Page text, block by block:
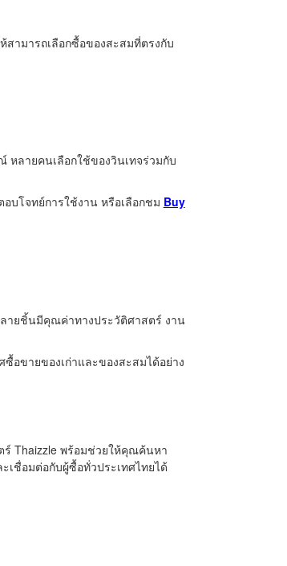
ามารถเลือกซื้อของสะสมที่ตรงกับ
หลายคนเลือกใช้ของวินเทจร่วมกับ
บโจทย์การใช้งาน หรือเลือกชม Buy
ายชิ้นมีคุณค่าทางประวัติศาสตร์ งาน
อขายของเก่าและของสะสมได้อย่าง
Thaizzle พร้อมช่วยให้คุณค้นหา
เชื่อมต่อกับผู้ซื้อทั่วประเทศไทยได้